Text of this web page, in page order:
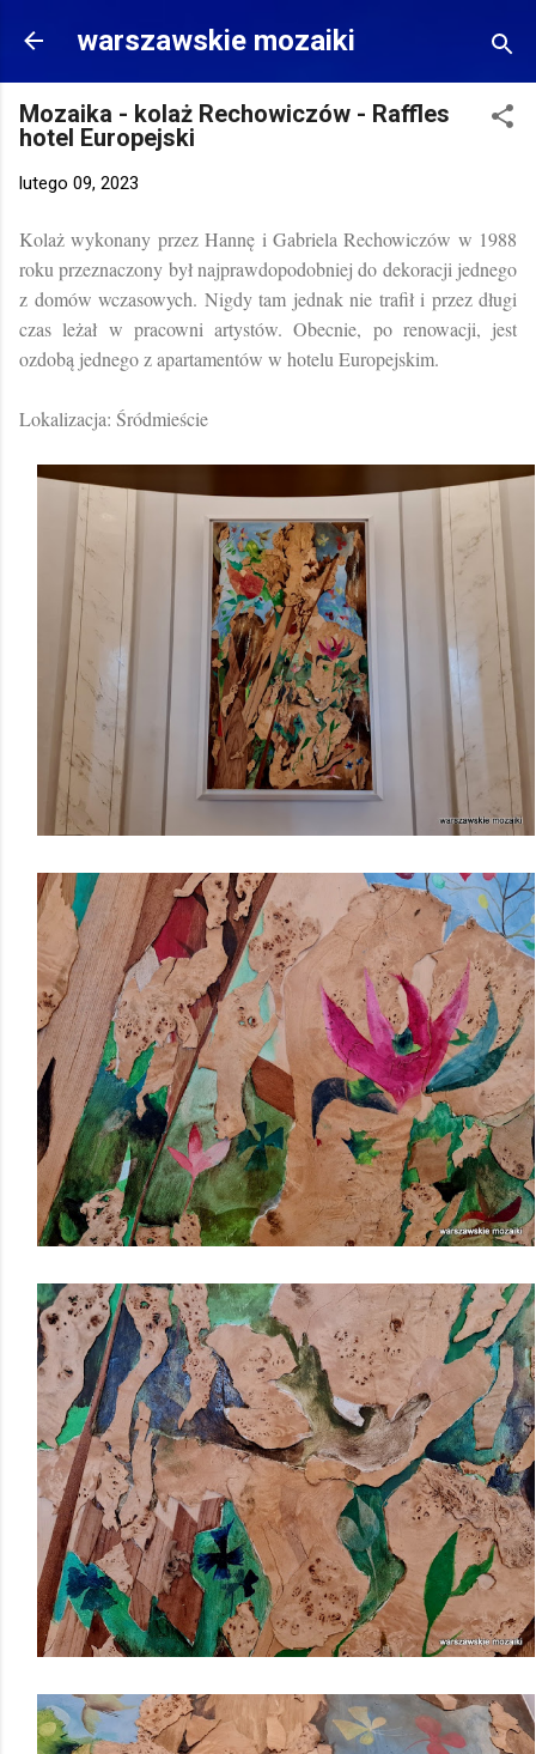
Przejdź do głównej zawartości
warszawskie mozaiki
Mozaika - kolaż Rechowiczów - Raffles
hotel Europejski
lutego 09, 2023
Kolaż wykonany przez Hannę i Gabriela Rechowiczów w 1988
roku przeznaczony był najprawdopodobniej do dekoracji jednego
z domów wczasowych. Nigdy tam jednak nie trafił i przez długi
czas leżał w pracowni artystów. Obecnie, po renowacji, jest
ozdobą jednego z apartamentów w hotelu Europejskim.
Lokalizacja: Śródmieście